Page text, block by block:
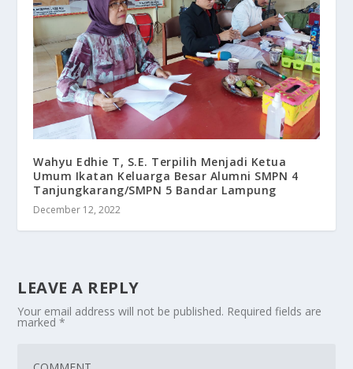
Wahyu Edhie T, S.E. Terpilih Menjadi Ketua
Umum Ikatan Keluarga Besar Alumni SMPN 4
Tanjungkarang/SMPN 5 Bandar Lampung
December 12, 2022
LEAVE A REPLY
Your email address will not be published. Required fields are
marked*